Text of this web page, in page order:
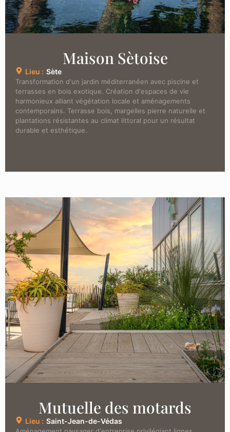
Maison Sètoise
Lieu : Sète
Transformation d'un jardin méditerranéen avec piscine et
terrasses en bois exotique. Création d'espaces de vie
harmonieux alliant végétation locale et aménagements
contemporains. Terrasse bois, margelles pierre naturelle et
plantations résistantes au climat littoral pour un résultat
durable et esthétique.
Mutuelle des motards
Lieu : Saint-Jean-de-Védas